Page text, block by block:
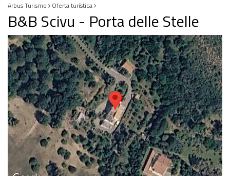
Arbus Turismo Oferta turística
B&B Scivu - Porta delle Stelle